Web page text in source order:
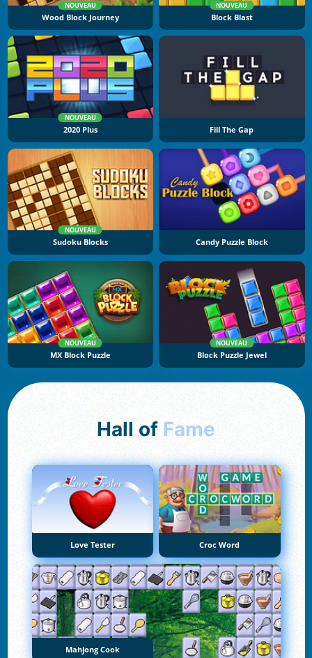
NOUVEAU
Wood Block Journey
NOUVEAU
Block Blast
NOUVEAU
2020 Plus Fill The Gap
NOUVEAU
Sudoku Blocks Candy Puzzle Block
NOUVEAU
MX Block Puzzle
NOUVEAU
Block Puzzle Jewel
Hall of Fame
Love Tester Croc Word
Mahjong Cook